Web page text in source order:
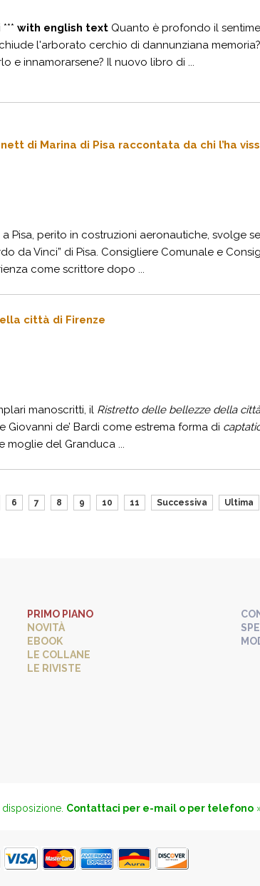
with english text Quanto è profondo il
l'arborato cerchio di dannunziana
e innamorarsene? Il nuovo libro di ...
di Marina di Pisa raccontata da chi l’ha
a Pisa, perito in costruzioni aeronautiche, svolge
da Vinci” di Pisa. Consigliere Comunale e
come scrittore dopo ...
città di Firenze
manoscritti, il Ristretto delle bellezze della
Giovanni de’ Bardi come estrema forma di
moglie del Granduca ...
6 7 8 9 10 11 Successiva Ultima
PRIMO PIANO
NOVITÀ
EBOOK
LE COLLANE
LE RIVISTE
Contattaci per e-mail o per telefono